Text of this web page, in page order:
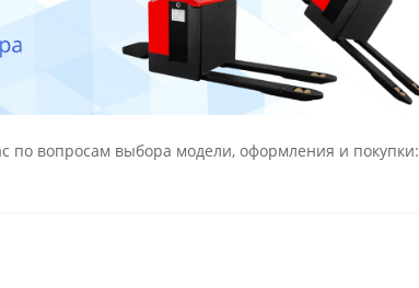
по вопросам выбора модели, оформления и покупки: